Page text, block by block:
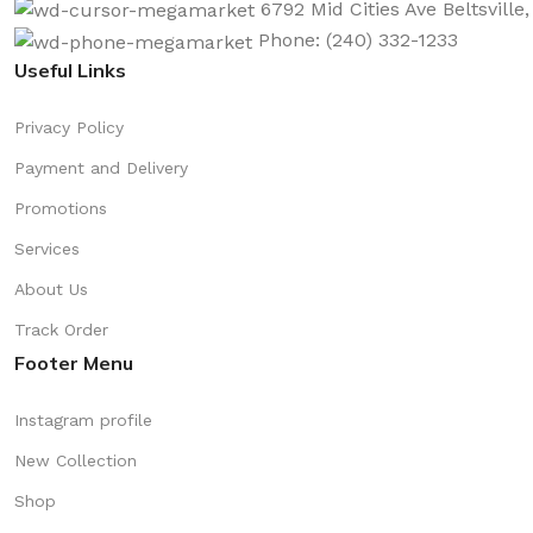
6792 Mid Cities Ave Beltsville,
Phone: (240) 332-1233
Useful Links
Privacy Policy
Payment and Delivery
Promotions
Services
About Us
Track Order
Footer Menu
Instagram profile
New Collection
Shop